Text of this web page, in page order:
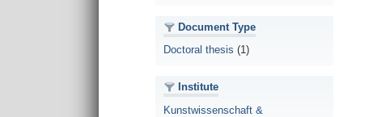
Document Type
Doctoral thesis (1)
Institute
Kunstwissenschaft &